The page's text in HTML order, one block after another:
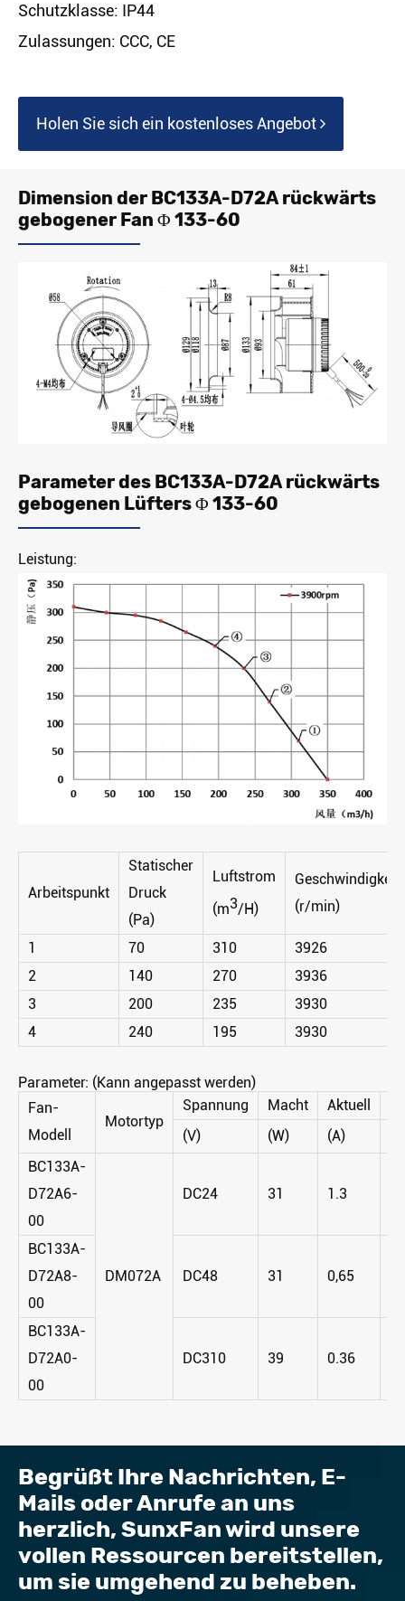
Schutzklasse: IP44
Zulassungen: CCC, CE
Holen Sie sich ein kostenloses Angebot
Dimension der BC133A-D72A rückwärts
gebogener Fan Φ 133-60
Parameter des BC133A-D72A rückwärts
gebogenen Lüfters Φ 133-60
Leistung:
Arbeitspunkt
Statischer
Druck
(Pa)
Luftstrom
(m3/H)
Geschwindigkeit
(r/min)
1 70 310
3926
2
140 270
3936
3
200 235
3930
4
240 195 3930
Parameter: (Kann angepasst werden)
Fan-
Modell
Motortyp
Spannung Macht Aktuell
(V)
(W) (A)
BC133A-
D72A6-
00
DM072A
DC24 31 1.3
BC133A-
D72A8-
00
DC48 31 0,65
BC133A-
D72A0-
00
DC310 39 0.36
Begrüßt Ihre Nachrichten, E-
Mails oder Anrufe an uns
herzlich, SunxFan wird unsere
vollen Ressourcen bereitstellen,
um sie umgehend zu beheben.